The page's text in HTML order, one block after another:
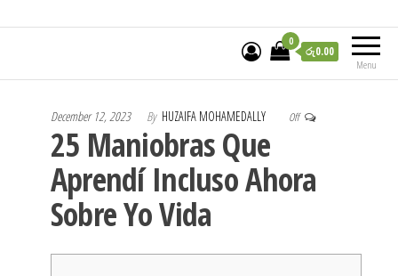
Menu
0
රු0.00
December 12, 2023 By HUZAIFA MOHAMEDALLY Off
25 Maniobras Que
Aprendí Incluso Ahora
Sobre Yo Vida